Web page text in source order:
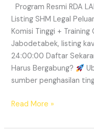
Program Resmi RDA
Listing SHM Legal
Komisi Tinggi +
Jabodetabek, listing
24:00:00 Daftar
Harus Bergabung?
sumber penghasilan
Tinggi
+
Training
Gratis
Read More »